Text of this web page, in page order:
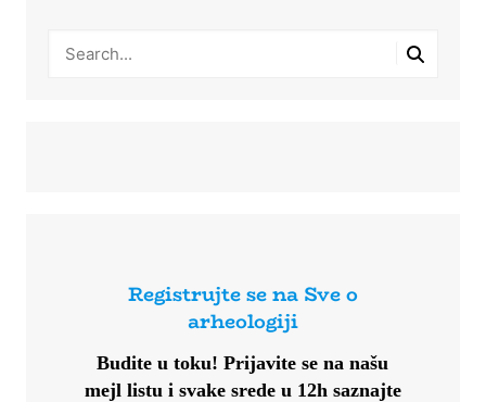
Registrujte se na Sve o
arheologiji
Budite u toku!Prijavite se na našu
mejl listu i svake srede u 12h saznajte